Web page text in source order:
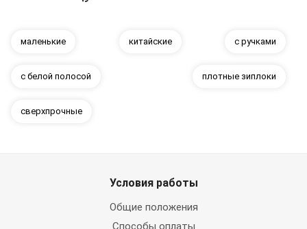
маленькие китайские с ручками
с белой полосой плотные зиплоки
сверхпрочные
Условия работы
Общие положения
Способы оплаты